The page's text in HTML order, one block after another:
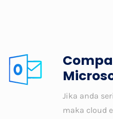
Jika anda
maka cloud